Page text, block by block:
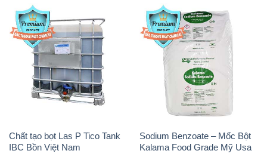
Chất tạo bọt Las P Tico Tank
IBC Bồn Việt Nam
Sodium Benzoate – Mốc Bột
Kalama Food Grade Mỹ Usa